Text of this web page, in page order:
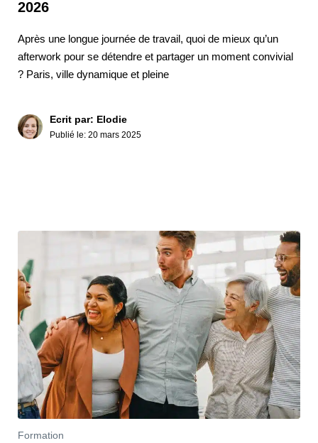
2026
Après une longue journée de travail, quoi de mieux qu’un
afterwork pour se détendre et partager un moment convivial
? Paris, ville dynamique et pleine
Ecrit par: Elodie
Publié le: 20 mars 2025
Formation